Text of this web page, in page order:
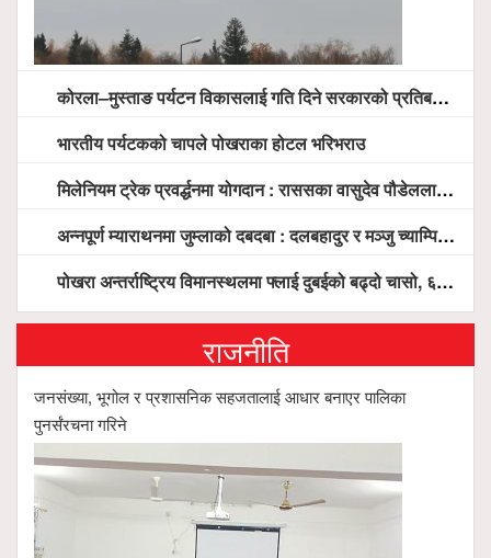
कोरला–मुस्ताङ पर्यटन विकासलाई गति दिने सरकारको प्रतिबद्धता, स्थानीय सरोकारवालासँग व्यापक छलफल
भारतीय पर्यटकको चापले पोखराका होटल भरिभराउ
मिलेनियम ट्रेक प्रवर्द्धनमा योगदान : राससका वासुदेव पौडेललाई ‘मिलेनियम ट्रेक अवार्ड’ प्रदान गरिने
अन्नपूर्ण म्याराथनमा जुम्लाको दबदबा : दलबहादुर र मञ्जु च्याम्पियन, नगदसहित भव्य सम्मान
पोखरा अन्तर्राष्ट्रिय विमानस्थलमा फ्लाई दुबईको बढ्दो चासो, ६ घण्टा लामो प्राविधिक निरीक्षणपछि दैनिक उडानको ढोका खुल्दै
राजनीति
जनसंख्या, भूगोल र प्रशासनिक सहजतालाई आधार बनाएर पालिका
पुनर्संरचना गरिने